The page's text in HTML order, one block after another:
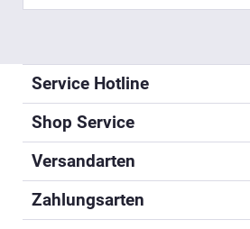
Service Hotline
Shop Service
Versandarten
Zahlungsarten